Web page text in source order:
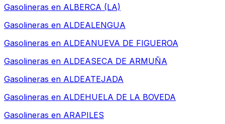
Gasolineras en ALBERCA (LA)
Gasolineras en ALDEALENGUA
Gasolineras en ALDEANUEVA DE FIGUEROA
Gasolineras en ALDEASECA DE ARMUÑA
Gasolineras en ALDEATEJADA
Gasolineras en ALDEHUELA DE LA BOVEDA
Gasolineras en ARAPILES